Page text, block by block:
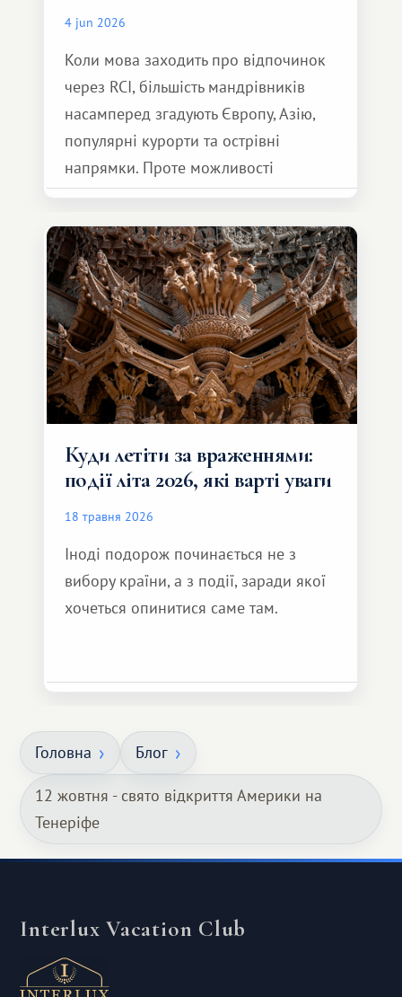
4 jun 2026
Коли мова заходить про відпочинок
через RCI, більшість мандрівників
насамперед згадують Європу, Азію,
популярні курорти та острівні
напрямки. Проте можливості
обмінної системи значно ширші.
Серед них є і Африка – континент,
який здатний подарувати зовсім
інший формат подорожі.
Куди летіти за враженнями:
події літа 2026, які варті уваги
18 травня 2026
Іноді подорож починається не з
вибору країни, а з події, заради якої
хочеться опинитися саме там.
Головна Блог
12 жовтня - свято відкриття Америки на
Тенеріфе
Interlux Vacation Club